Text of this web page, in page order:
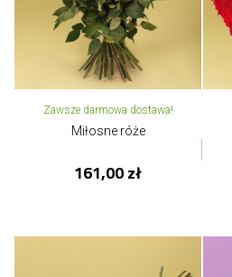
Zawsze darmowa dostawa!
Miłosne róże
161,00 zł